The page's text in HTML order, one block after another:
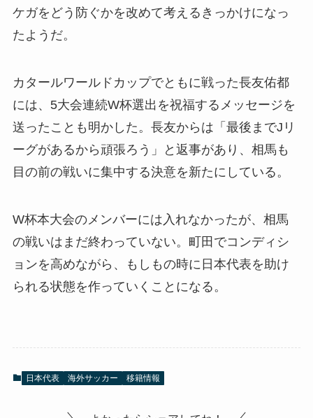
ケガをどう防ぐかを改めて考えるきっかけになっ
たようだ。
カタールワールドカップでともに戦った長友佑都
には、5大会連続W杯選出を祝福するメッセージを
送ったことも明かした。長友からは「最後までJリ
ーグがあるから頑張ろう」と返事があり、相馬も
目の前の戦いに集中する決意を新たにしている。
W杯本大会のメンバーには入れなかったが、相馬
の戦いはまだ終わっていない。町田でコンディシ
ョンを高めながら、もしもの時に日本代表を助け
られる状態を作っていくことになる。
日本代表 海外サッカー 移籍情報